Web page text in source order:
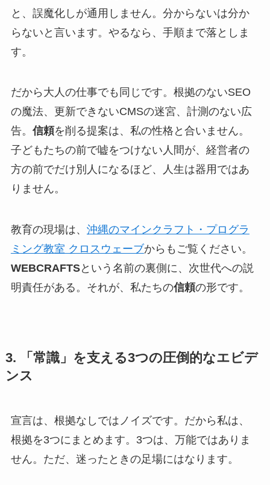
と、誤魔化しが通用しません。分からないは分か
らないと言います。やるなら、手順まで落としま
す。
だから大人の仕事でも同じです。根拠のないSEO
の魔法、更新できないCMSの迷宮、計測のない広
告。 信頼を削る提案は、私の性格と合いません。
子どもたちの前で嘘をつけない人間が、経営者の
方の前でだけ別人になるほど、人生は器用ではあ
りません。
教育の現場は、 沖縄のマインクラフト・プログラ
ミング教室 クロスウェーブからもご覧ください。
WEBCRAFTSという名前の裏側に、次世代への説
明責任がある。それが、私たちの信頼の形です。
3. 「常識」を支える3つの圧倒的なエビデ
ンス
宣言は、根拠なしではノイズです。だから私は、
根拠を3つにまとめます。3つは、万能ではありま
せん。ただ、迷ったときの足場にはなります。